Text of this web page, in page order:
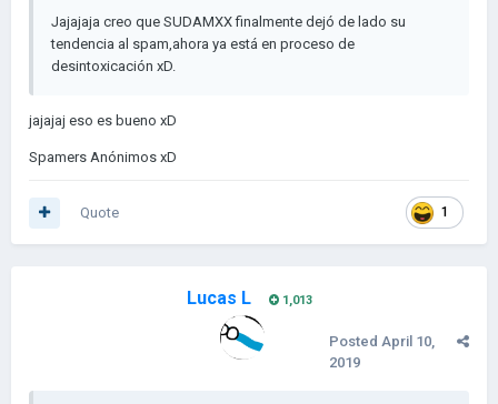
Jajajaja creo que SUDAMXX finalmente dejó de lado su
tendencia al spam,ahora ya está en proceso de
desintoxicación xD.
jajajaj eso es bueno xD
Spamers Anónimos xD
1
Quote
Lucas L 1,013
Posted April 10,
2019